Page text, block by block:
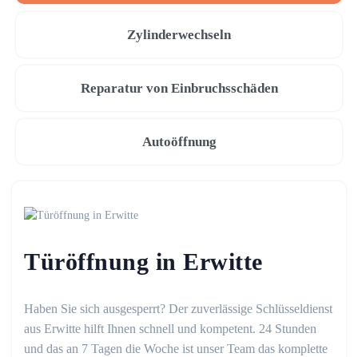
Zylinderwechseln
Reparatur von Einbruchsschäden
Autoöffnung
Türöffnung in Erwitte
Haben Sie sich ausgesperrt? Der zuverlässige Schlüsseldienst
aus Erwitte hilft Ihnen schnell und kompetent. 24 Stunden
und das an 7 Tagen die Woche ist unser Team das komplette